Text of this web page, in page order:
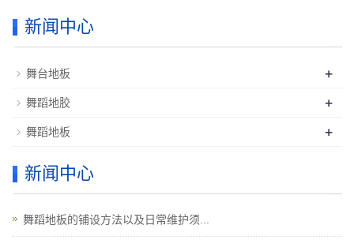
新闻中心
舞台地板 +
舞蹈地胶 +
舞蹈地板 +
新闻中心
舞蹈地板的铺设方法以及日常维护须...